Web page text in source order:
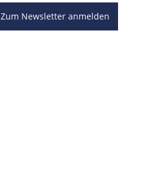
Zum Newsletter anmelden